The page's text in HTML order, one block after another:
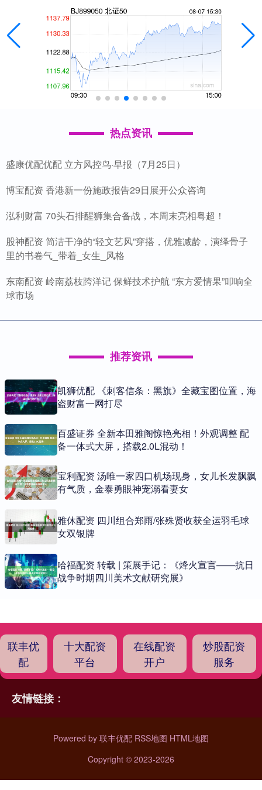
热点资讯
盛康优配优配 立方风控鸟·早报（7月25日）
博宝配资 香港新一份施政报告29日展开公众咨询
泓利财富 70头石排醒狮集合备战，本周末亮相粤超！
股神配资 简洁干净的“轻文艺风”穿搭，优雅减龄，演绎骨子
里的书卷气_带着_女生_风格
东南配资 岭南荔枝跨洋记 保鲜技术护航 “东方爱情果”叩响全
球市场
推荐资讯
凯狮优配 《刺客信条：黑旗》全藏宝图位置，海
盗财富一网打尽
百盛证券 全新本田雅阁惊艳亮相！外观调整 配
备一体式大屏，搭载2.0L混动！
宝利配资 汤唯一家四口机场现身，女儿长发飘飘
有气质，金泰勇眼神宠溺看妻女
雅休配资 四川组合郑雨/张殊贤收获全运羽毛球
女双银牌
哈福配资 转载 | 策展手记：《烽火宣言——抗日
战争时期四川美术文献研究展》
联丰优
配
十大配资
平台
在线配资
开户
炒股配资
服务
友情链接：
Powered by 联丰优配 RSS地图 HTML地图
Copyright © 2023-2026